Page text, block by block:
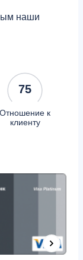
наши
75
Отношение к
клиенту